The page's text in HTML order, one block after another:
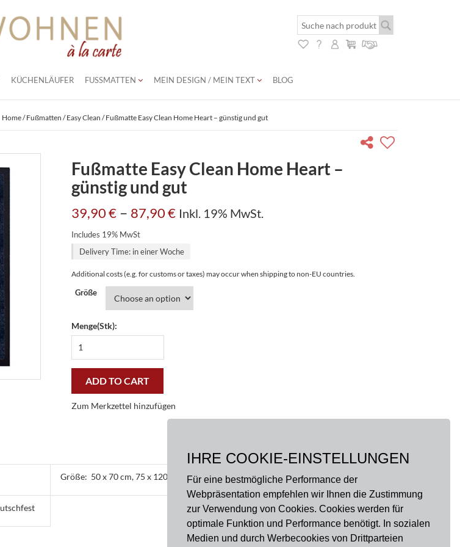
IHRE COOKIE-EINSTELLUNGEN
Für eine bestmögliche Performance der
Webpräsentation empfehlen wir Ihnen die Zustimmung
zur Verwendung von Cookies. Cookies werden für
optimale Funktion und Performance benötigt. In sozialen
Medien und durch Werbecookies von Drittparteien
KÜCHENLÄUFER FUSSMATTEN MEIN DESIGN / MEIN TEXT BLOG
Home/Fußmatten /Easy Clean / Fußmatte Easy Clean Home Heart – günstig und gut
Fußmatte Easy Clean Home Heart –
günstig und gut
39,90€ – 87,90€ Inkl. 19% MwSt.
Includes 19% MwSt
Delivery Time: in einer Woche
Additional costs (e.g. for customs or taxes) may occur when shipping to non-EU countries.
Größe
Menge(Stk):
Easy
Home
-
ADD TO CART
Zum Merkzettel hinzufügen
Größe: 50 x 70 cm, 75 x 120 cm